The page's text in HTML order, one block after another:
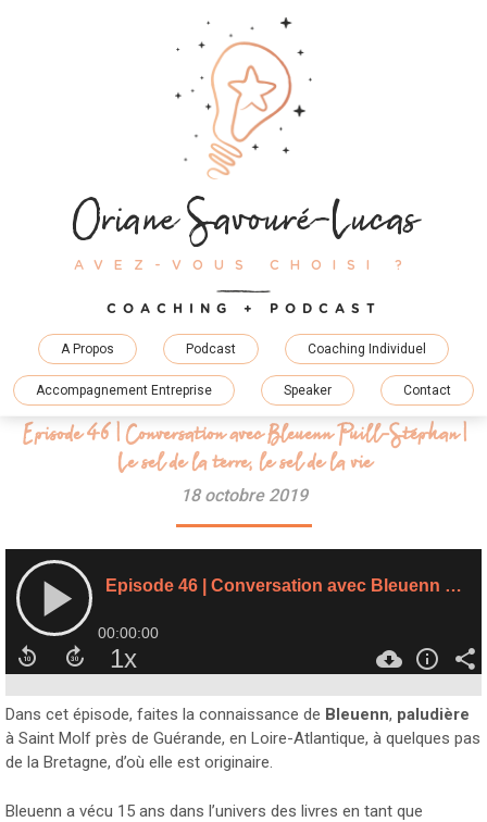
Oriane Savouré-Lucas
AVEZ-VOUS CHOISI ?
COACHING + PODCAST
A Propos Podcast Coaching Individuel
Accompagnement Entreprise Speaker Contact
Episode 46 | Conversation avec Bleuenn Puill-Stéphan |
Le sel de la terre, le sel de la vie
18 octobre 2019
Dans cet épisode, faites la connaissance de Bleuenn, paludière
à Saint Molf près de Guérande, en Loire-Atlantique, à quelques pas
de la Bretagne, d’où elle est originaire.
Bleuenn a vécu 15 ans dans l’univers des livres en tant que